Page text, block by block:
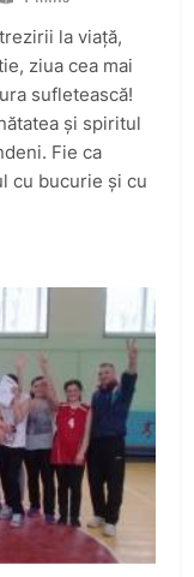
la viață,
ziua cea mai
sufletească!
și spiritul
Fie ca
cu bucurie și cu